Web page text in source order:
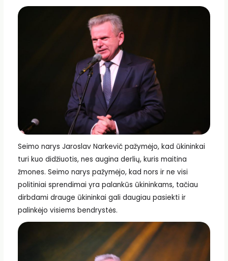
Seimo narys Jaroslav Narkevič pažymėjo, kad ūkininkai
turi kuo didžiuotis, nes augina derlių, kuris maitina
žmones. Seimo narys pažymėjo, kad nors ir ne visi
politiniai sprendimai yra palankūs ūkininkams, tačiau
dirbdami drauge ūkininkai gali daugiau pasiekti ir
palinkėjo visiems bendrystės.